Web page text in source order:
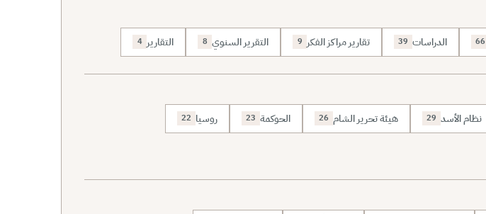
66 الدراسات 39 تقارير مراكز الفكر 9 التقرير السنوي 8 التقارير 4
نظام الأسد 29 هيئة تحرير الشام 26 الحوكمة 23 روسيا 22